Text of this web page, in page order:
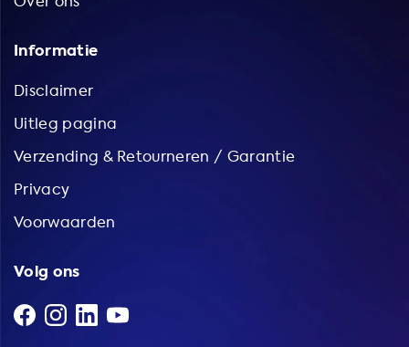
Informatie
Disclaimer
Uitleg pagina
Verzending & Retourneren / Garantie
Privacy
Voorwaarden
Volg ons